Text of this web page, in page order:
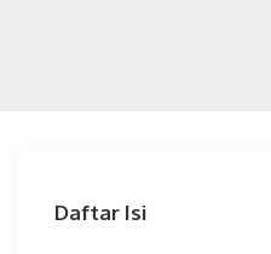
Daftar Isi